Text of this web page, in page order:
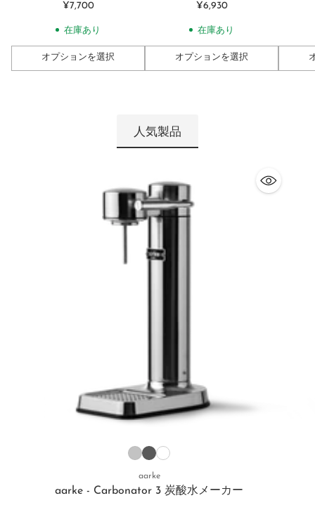
¥7,700
在庫あり
オプションを選択
¥6,930
在庫あり
オプションを選択
人気製品
aarke
aarke - Carbonator 3 炭酸水メーカー